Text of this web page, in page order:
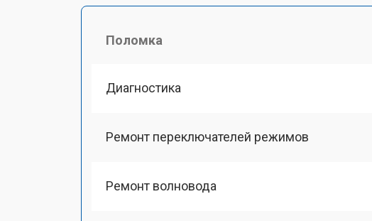
Поломка
Диагностика
Ремонт переключателей режимов
Ремонт волновода